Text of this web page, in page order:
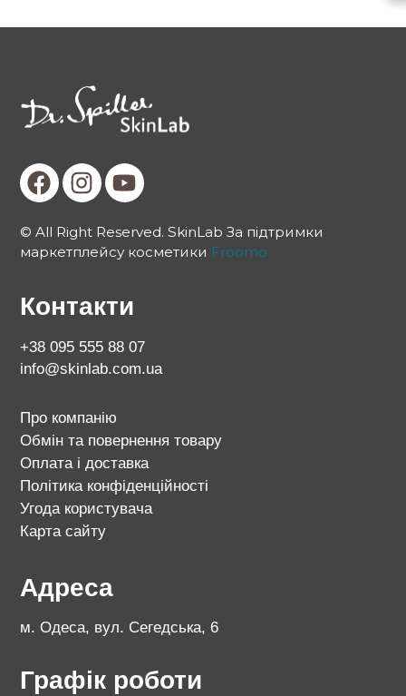
© All Right Reserved. SkinLab За підтримки
маркетплейсу косметики Froomo
Контакти
+38 095 555 88 07
info@skinlab.com.ua
Про компанію
Обмін та повернення товару
Оплата і доставка
Політика конфіденційності
Угода користувача
Карта сайту
Адреса
м. Одеса, вул. Сегедська, 6
Графік роботи